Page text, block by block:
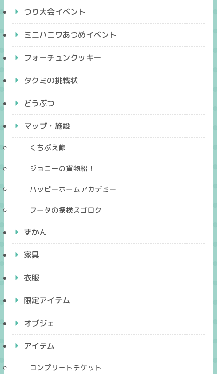
つり大会イベント
ミニハニワあつめイベント
フォーチュンクッキー
タクミの挑戦状
どうぶつ
マップ・施設
くちぶえ峠
ジョニーの貨物船！
ハッピーホームアカデミー
フータの探検スゴロク
ずかん
家具
衣服
限定アイテム
オブジェ
アイテム
コンプリートチケット